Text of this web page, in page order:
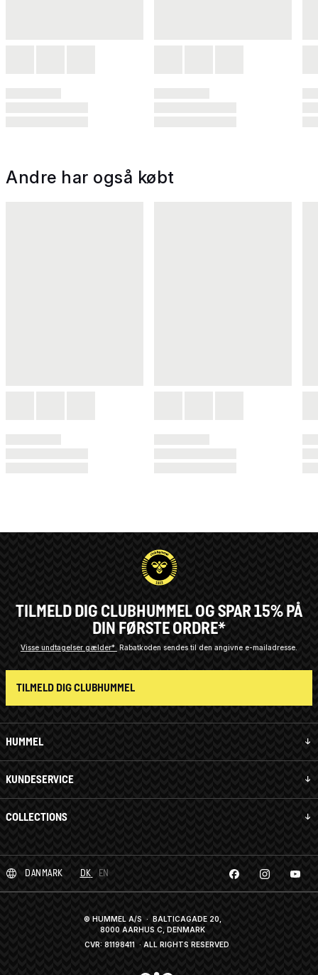
Andre har også købt
HUMMEL
KUNDESERVICE
COLLECTIONS
TILMELD DIG CLUBHUMMEL OG SPAR 15% PÅ
DIN FØRSTE ORDRE*
Visse undtagelser gælder* Rabatkoden sendes til den angivne e-mailadresse.
TILMELD DIG CLUBHUMMEL
DANMARK DK EN
© HUMMEL A/S · BALTICAGADE 20,
8000 AARHUS C, DENMARK
CVR: 81198411 · ALL RIGHTS RESERVED